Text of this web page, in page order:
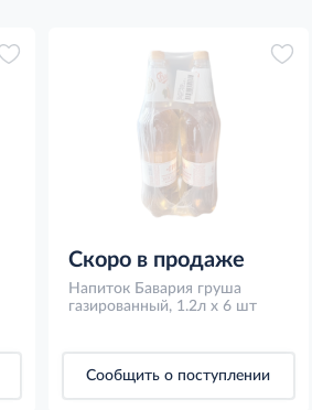
Скоро в продаже
Напиток Бавария груша
газированный, 1.2л x 6 шт
Сообщить о поступлении